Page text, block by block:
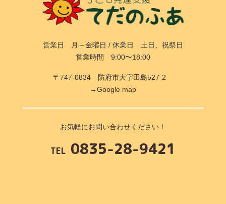
営業日 月～金曜日 / 休業日 土日、祝祭日
営業時間 9:00〜18:00
〒747-0834 防府市大字田島527-2
→Google map
お気軽にお問い合わせください！
TEL 0835-28-9421